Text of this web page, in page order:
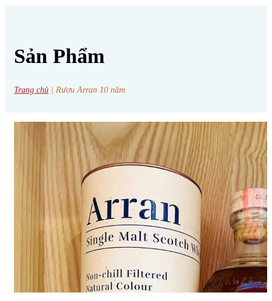
Sản Phẩm
Trang chủ Rượu Arran 10 năm